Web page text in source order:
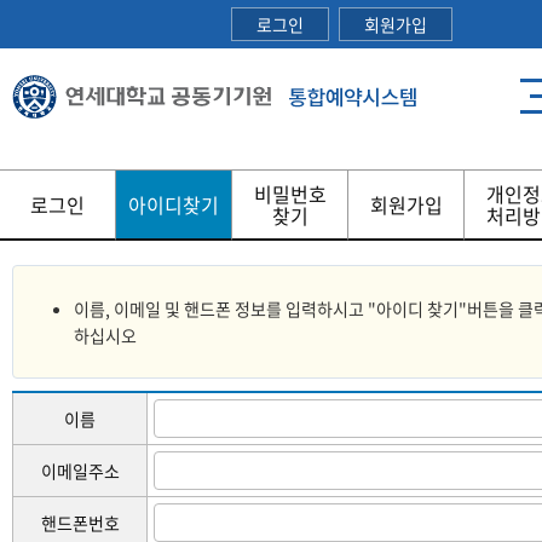
로그인 회원가입
로그인 아이디찾기 비밀번호
찾기 회원가입 개인
처리
이름, 이메일 및 핸드폰 정보를 입력하시고 "아이디 찾기"버튼을 클
하십시오
이름
이메일주소
핸드폰번호